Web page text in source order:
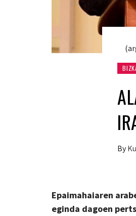
By
Epaimahaiaren
eginda dagoen